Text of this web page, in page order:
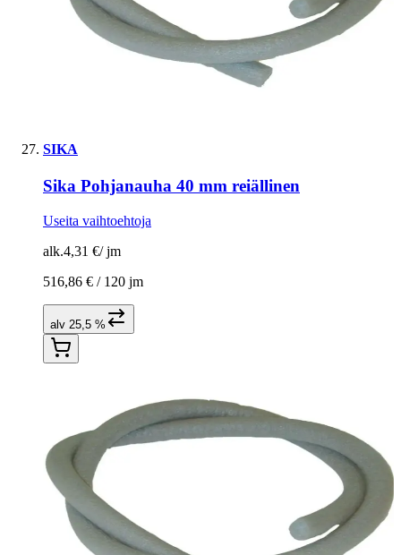
SIKA
Sika Pohjanauha 40 mm reiällinen
Useita vaihtoehtoja
alk.4,31 €/ jm
516,86 € / 120 jm
alv 25,5 %